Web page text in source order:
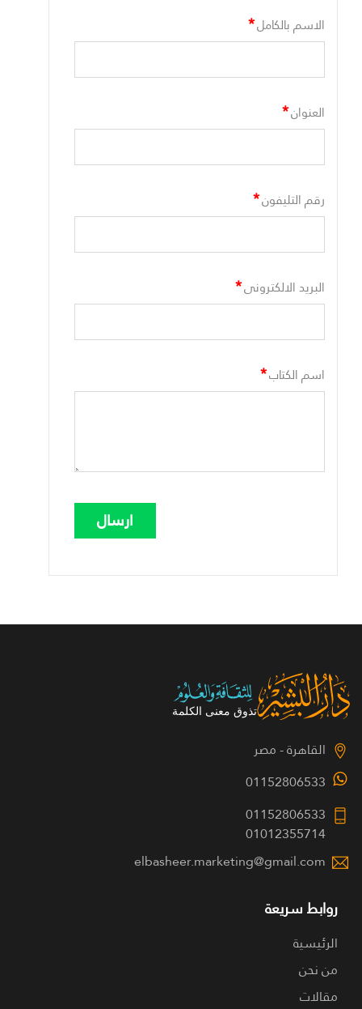
الاسم بالكامل*
العنوان*
رقم التليفون*
البريد الالكترونى*
اسم الكتاب*
القاهرة - مصر
01152806533
01152806533
01012355714
elbasheer.marketing@gmail.com
روابط سريعة
الرئيسية
من نحن
مقالات